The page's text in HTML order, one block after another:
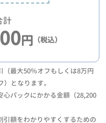
計
円 （税込）
最大50％オフもしくは8万円
となります。
パックにかかる金額（28,200
額をわかりやすくするための